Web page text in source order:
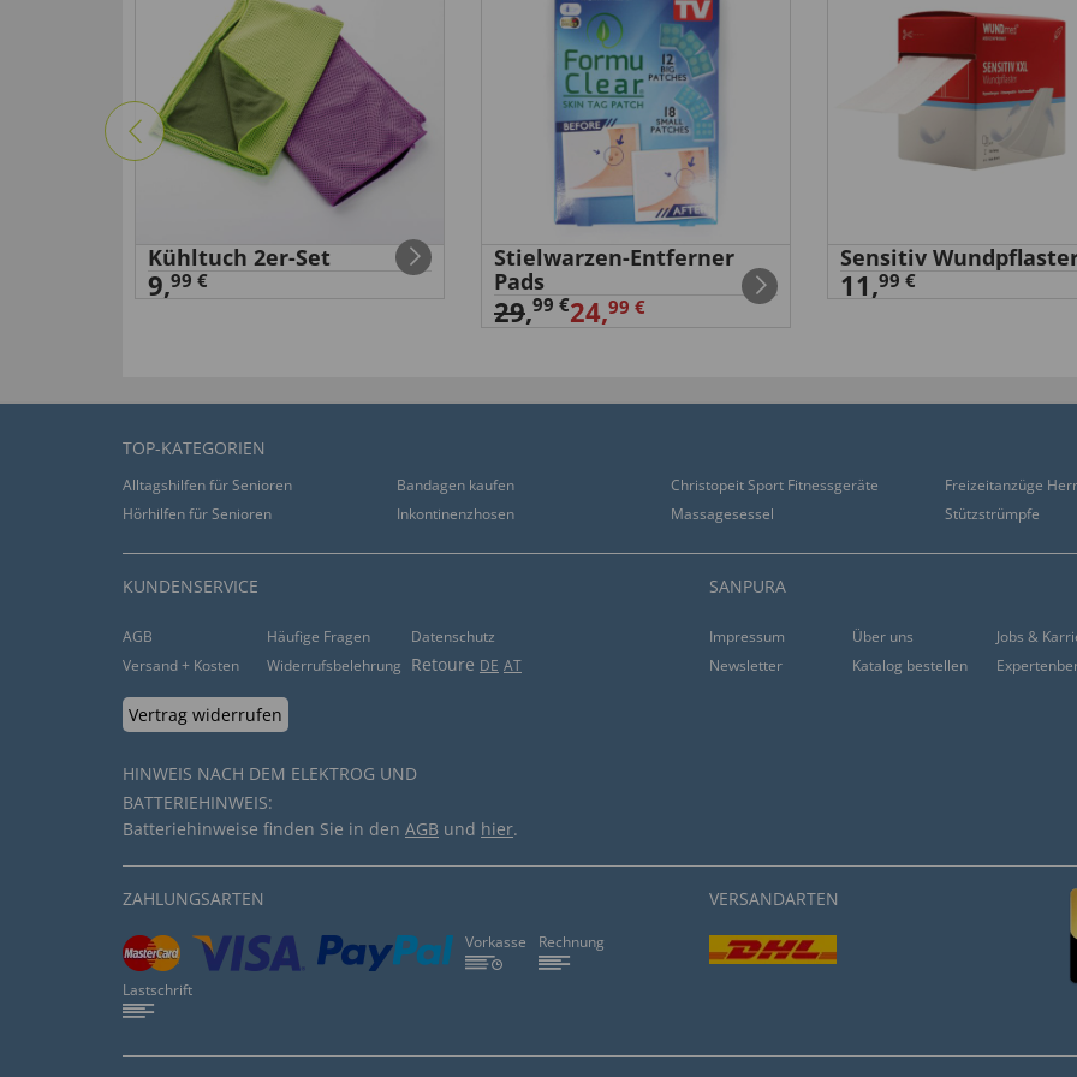
Kühltuch 2er-Set
9,99 €
Stielwarzen-Entferner
Pads
29,99 €24,99 €
Sensitiv
11,99 €
TOP-KATEGORIEN
Alltagshilfen für Senioren Bandagen kaufen Christopeit Sport Fitnessgeräte Freizeitanzüge
Hörhilfen für Senioren
Inkontinenzhosen Massagesessel Stützstrümpfe
KUNDENSERVICE
AGB Häufige Fragen
Datenschutz
Versand + Kosten
Widerrufsbelehrung Retoure DE AT
Vertrag widerrufen
HINWEIS NACH DEM ELEKTROG UND
BATTERIEHINWEIS:
Batteriehinweise finden Sie in den AGB und hier.
SANPURA
Impressum Über uns
Jobs &
Newsletter
Katalog bestellen
ZAHLUNGSARTEN
Vorkasse Rechnung
Lastschrift
VERSANDARTEN